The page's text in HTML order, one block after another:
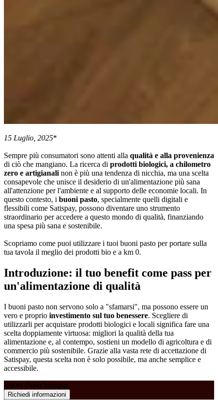
15 Luglio, 2025*
Sempre più consumatori sono attenti alla qualità e alla provenienza
di ciò che mangiano. La ricerca di prodotti biologici, a chilometro
zero e artigianali non è più una tendenza di nicchia, ma una scelta
consapevole che unisce il desiderio di un'alimentazione più sana
all'attenzione per l'ambiente e al supporto delle economie locali. In
questo contesto, i buoni pasto, specialmente quelli digitali e
flessibili come Satispay, possono diventare uno strumento
straordinario per accedere a questo mondo di qualità, finanziando
una spesa più sana e sostenibile.
Scopriamo come puoi utilizzare i tuoi buoni pasto per portare sulla
tua tavola il meglio dei prodotti bio e a km 0.
Introduzione: il tuo benefit come pass per
un'alimentazione di qualità
I buoni pasto non servono solo a "sfamarsi", ma possono essere un
vero e proprio investimento sul tuo benessere. Scegliere di
utilizzarli per acquistare prodotti biologici e locali significa fare una
scelta doppiamente virtuosa: migliori la qualità della tua
alimentazione e, al contempo, sostieni un modello di agricoltura e di
commercio più sostenibile. Grazie alla vasta rete di accettazione di
Satispay, questa scelta non è solo possibile, ma anche semplice e
accessibile.
Buoni Pasto Satispay
Richiedi informazioni